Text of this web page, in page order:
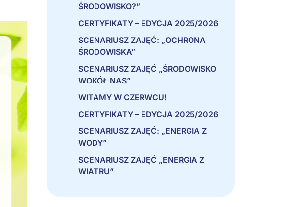
ŚRODOWISKO?”
CERTYFIKATY – EDYCJA 2025/2026
SCENARIUSZ ZAJĘĆ: „OCHRONA
ŚRODOWISKA”
SCENARIUSZ ZAJĘĆ „ŚRODOWISKO
WOKÓŁ NAS”
WITAMY W CZERWCU!
CERTYFIKATY – EDYCJA 2025/2026
SCENARIUSZ ZAJĘĆ: „ENERGIA Z
WODY”
SCENARIUSZ ZAJĘĆ „ENERGIA Z
WIATRU”